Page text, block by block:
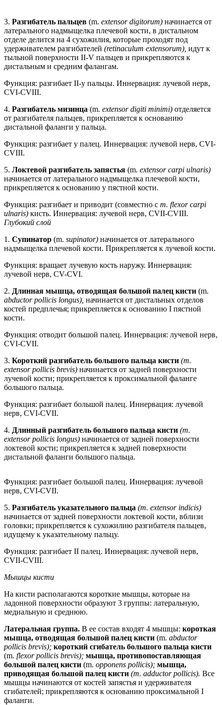
3. Разгибатель пальцев (m. extensor digitorum) начинается от
латерального надмыщелка плечевой кости, в дистальном
отделе делится на 4 сухожилия, которые проходят под
удерживателем разгибателей (retinaculum extensorum), идут к
тыльной поверхности II-V пальцев и прикрепляются к
дистальным и средним фалангам.
Функция: разгибает II-у пальцы. Иннервация: лучевой нерв,
CVI-CVIII.
4. Разгибатель мизинца (m. extensor digiti minimi) отделяется
от разгибателя пальцев, прикрепляется к основанию
дистальной фаланги у пальца.
Функция: разгибает у палец. Иннервация: лучевой нерв, CVI-
CVIII.
5. Локтевой разгибатель запястья (m. extensor carpi ulnaris)
начинается от латерального надмыщелка плечевой кости,
прикрепляется к основанию у пястной кости.
Функция: разгибает и приводит (совместно с m. flexor carpi
ulnaris) кисть. Иннервация: лучевой нерв, CVII-CVIII.
Глубокий слой
1. Супинатор (m. supinator) начинается от латерального
надмыщелка плечевой кости. Прикрепляется к лучевой кости.
Функция: вращает лучевую кость наружу. Иннервация:
лучевой нерв, CV-CVI.
2. Длинная мышца, отводящая большой палец кисти (m.
abductor pollicis longus), начинается от дистальных отделов
костей предплечья; прикрепляется к основанию I пястной
кости.
Функция: отводит большой палец. Иннервация: лучевой нерв,
CVI-CVII.
3. Короткий разгибатель большого пальца кисти (m.
extensor pollicis brevis) начинается от задней поверхности
лучевой кости; прикрепляется к проксимальной фаланге
большого пальца.
Функция: разгибает большой палец. Иннервация: лучевой
нерв, CVI-CVII.
4. Длинный разгибатель большого пальца кисти (m.
extensor pollicis longus) начинается от задней поверхности
локтевой кости; прикрепляется к задней поверхности
дистальной фаланги большого пальца.
Функция: разгибает большой палец. Иннервация: лучевой
нерв, CVI-CVII.
5. Разгибатель указательного пальца (m. extensor indicis)
начинается от задней поверхности локтевой кости, вблизи
головки; прикрепляется к сухожилию разгибателя пальцев,
идущему к указательному пальцу.
Функция: разгибает II палец. Иннервация: лучевой нерв,
CVII-CVIII.
Мышцы кисти
На кисти располагаются короткие мышцы, которые на
ладонной поверхности образуют 3 группы: латеральную,
медиальную и среднюю.
Латеральная группа. В ее состав входят 4 мышцы: короткая
мышца, отводящая большой палец кисти (m. abductor
pollicis brevis); короткий сгибатель большого пальца кисти
(m. flexor pollicis brevis); мышца, противопоставляющая
большой палец кисти (m. opponens pollicis); мышца,
приводящая большой палец кисти (m. adductor pollicis). Все
мышцы начинаются от костей запястья и удерживателя
сгибателей; прикрепляются к основанию проксимальной I
фаланги.